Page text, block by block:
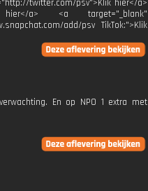
twitter.com/psv">Klik hier</a>
hier</a> <a target="_blank"
add/psv TikTok:">Klik
En op NPO 1 extra met